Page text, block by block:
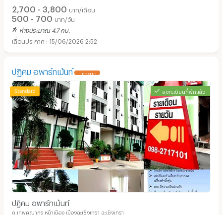
2,700 - 3,800 บาท/เดือน
500 - 700 บาท/วัน
ห่างประมาณ 4.7 กม.
15/06/2026 2:52
ปฏิคม อพาร์ทเม้นท์ UPDATE !
ลงทะเบียนที่พักแล้ว
ปฏิคม อพาร์ทเม้นท์
ถ.เทพคุณากร หน้าเมือง เมืองฉะเชิงเทรา ฉะเชิงเทรา